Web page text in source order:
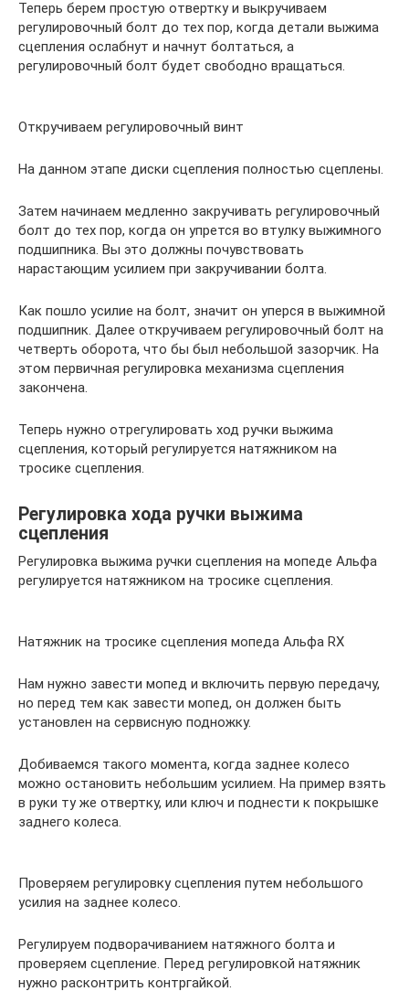
Теперь берем простую отвертку и выкручиваем
регулировочный болт до тех пор, когда детали выжима
сцепления ослабнут и начнут болтаться, а
регулировочный болт будет свободно вращаться.
Откручиваем регулировочный винт
На данном этапе диски сцепления полностью сцеплены.
Затем начинаем медленно закручивать регулировочный
болт до тех пор, когда он упрется во втулку выжимного
подшипника. Вы это должны почувствовать
нарастающим усилием при закручивании болта.
Как пошло усилие на болт, значит он уперся в выжимной
подшипник. Далее откручиваем регулировочный болт на
четверть оборота, что бы был небольшой зазорчик. На
этом первичная регулировка механизма сцепления
закончена.
Теперь нужно отрегулировать ход ручки выжима
сцепления, который регулируется натяжником на
тросике сцепления.
Регулировка хода ручки выжима
сцепления
Регулировка выжима ручки сцепления на мопеде Альфа
регулируется натяжником на тросике сцепления.
Натяжник на тросике сцепления мопеда Альфа RX
Нам нужно завести мопед и включить первую передачу,
но перед тем как завести мопед, он должен быть
установлен на сервисную подножку.
Добиваемся такого момента, когда заднее колесо
можно остановить небольшим усилием. На пример взять
в руки ту же отвертку, или ключ и поднести к покрышке
заднего колеса.
Проверяем регулировку сцепления путем небольшого
усилия на заднее колесо.
Регулируем подворачиванием натяжного болта и
проверяем сцепление. Перед регулировкой натяжник
нужно расконтрить контргайкой.